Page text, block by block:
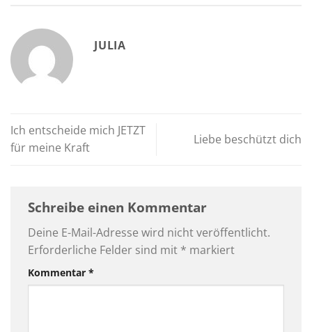
JULIA
Ich entscheide mich JETZT
für meine Kraft
Liebe beschützt dich
Schreibe einen Kommentar
Deine E-Mail-Adresse wird nicht veröffentlicht.
Erforderliche Felder sind mit * markiert
Kommentar *